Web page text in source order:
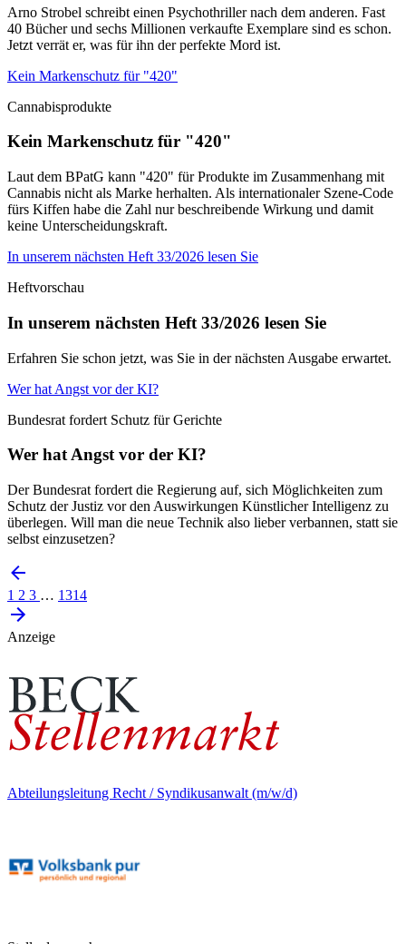
Arno Strobel schreibt einen Psychothriller nach dem anderen. Fast
40 Bücher und sechs Millionen verkaufte Exemplare sind es schon.
Jetzt verrät er, was für ihn der perfekte Mord ist.
Kein Markenschutz für "420"
Cannabisprodukte
Kein Markenschutz für "420"
Laut dem BPatG kann "420" für Produkte im Zusammenhang mit
Cannabis nicht als Marke herhalten. Als internationaler Szene-Code
fürs Kiffen habe die Zahl nur beschreibende Wirkung und damit
keine Unterscheidungskraft.
In unserem nächsten Heft 33/2026 lesen Sie
Heftvorschau
In unserem nächsten Heft 33/2026 lesen Sie
Erfahren Sie schon jetzt, was Sie in der nächsten Ausgabe erwartet.
Wer hat Angst vor der KI?
Bundesrat fordert Schutz für Gerichte
Wer hat Angst vor der KI?
Der Bundesrat fordert die Regierung auf, sich Möglichkeiten zum
Schutz der Justiz vor den Auswirkungen Künstlicher Intelligenz zu
überlegen. Will man die neue Technik also lieber verbannen, statt sie
selbst einzusetzen?
1 2 3 … 1314
Anzeige
Abteilungsleitung Recht / Syndikusanwalt (m/w/d)